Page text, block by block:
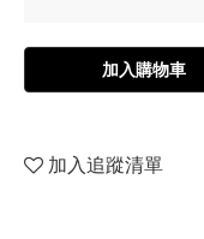
加入購物車
加入追蹤清單